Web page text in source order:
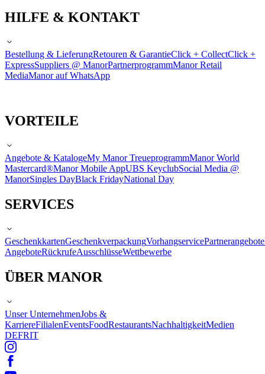
HILFE & KONTAKT
Bestellung & LieferungRetouren & GarantieClick + CollectClick +
ExpressSuppliers @ ManorPartnerprogrammManor Retail
MediaManor auf WhatsApp
VORTEILE
Angebote & KatalogeMy Manor TreueprogrammManor World
Mastercard®Manor Mobile AppUBS KeyclubSocial Media @
ManorSingles DayBlack FridayNational Day
SERVICES
GeschenkkartenGeschenkverpackungVorhangservicePartnerangebote
AngeboteRückrufeAusschlüsseWettbewerbe
ÜBER MANOR
Unser UnternehmenJobs &
KarriereFilialenEventsFoodRestaurantsNachhaltigkeitMedien
DEFRIT